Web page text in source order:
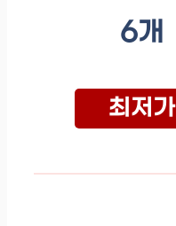
6개
최저가